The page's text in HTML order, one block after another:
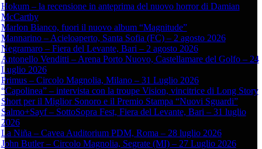
Hokum – la recensione in anteprima del nuovo horror di Damian
McCarthy
Marlon Bianco, fuori il nuovo album “Magnitude”
Mannarino – Acieloaperto, Santa Sofia (FC) – 2 agosto 2026
Negramaro – Fiera del Levante, Bari – 2 agosto 2026
Antonello Venditti – Arena Porto Nuovo, Castellamare del Golfo – 24
Luglio 2026
Primus – Circolo Magnolia, Milano – 31 Luglio 2026
“Capolinea” – intervista con la troupe Vision, vincitrice di Long Story
Short per il Miglior Sonoro e il Premio Stampa “Nuovi Sguardi”
Salmo+Sayf – SottoSopra Fest, Fiera del Levante, Bari – 31 luglio
2026
La Niña – Cavea Auditorium PDM, Roma – 28 luglio 2026
John Butler – Circolo Magnolia, Segrate (MI) – 27 Luglio 2026